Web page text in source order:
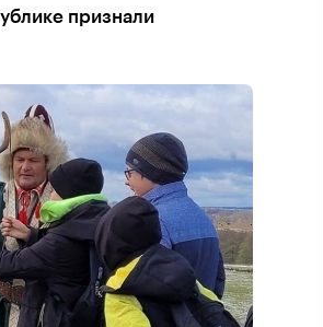
признали